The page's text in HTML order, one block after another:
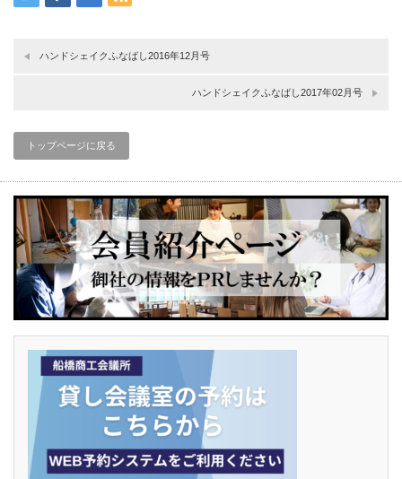
ハンドシェイクふなばし2016年12月号
ハンドシェイクふなばし2017年02月号
トップページに戻る